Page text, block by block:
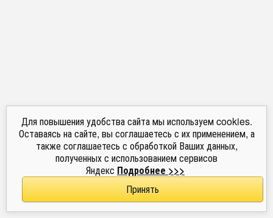
Для повышения удобства сайта мы используем cookies.
Оставаясь на сайте, вы соглашаетесь с их применением, а
также соглашаетесь с обработкой Ваших данных,
полученных с использованием сервисов
Яндекс Подробнее >>>
Принять